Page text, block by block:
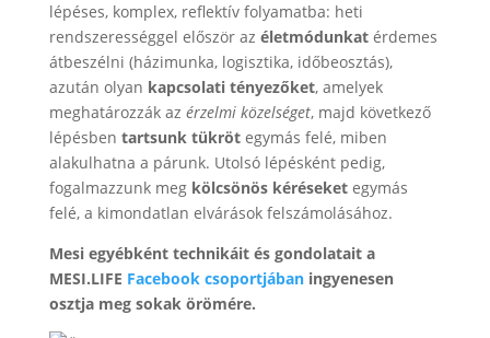
lépéses, komplex, reflektív folyamatba: heti
rendszerességgel először az életmódunkat érdemes
átbeszélni (házimunka, logisztika, időbeosztás),
azután olyan kapcsolati tényezőket, amelyek
meghatározzák az érzelmi közelséget, majd következő
lépésben tartsunk tükrötegymás felé, miben
alakulhatna a párunk. Utolsó lépésként pedig,
fogalmazzunk meg kölcsönös kéréseketegymás
felé, a kimondatlan elvárások felszámolásához.
Mesi egyébként technikáit és gondolatait a
MESI.LIFE Facebook csoportjábaningyenesen
osztja meg sokak örömére.